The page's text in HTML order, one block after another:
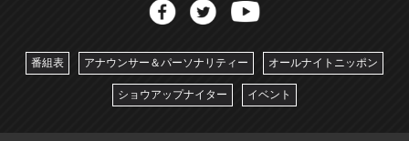
番組表 アナウンサー＆パーソナリティー オールナイトニッポン
ショウアップナイター イベント